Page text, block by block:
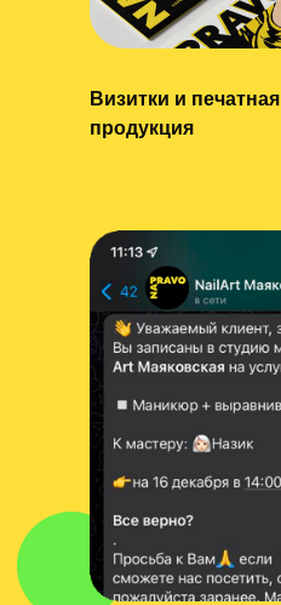
Визитки и печатная
продукция